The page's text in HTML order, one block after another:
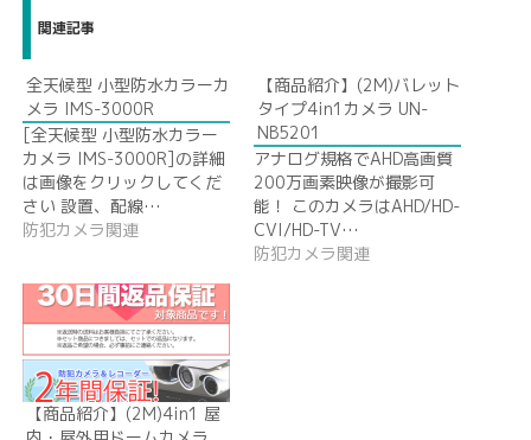
関連記事
全天候型 小型防水カラーカ
メラ IMS-3000R
[全天候型 小型防水カラー
カメラ IMS-3000R]の詳細
は画像をクリックしてくだ
さい 設置、配線…
防犯カメラ関連
【商品紹介】(2M)バレット
タイプ4in1カメラ UN-
NB5201
アナログ規格でAHD高画質
200万画素映像が撮影可
能！ このカメラはAHD/HD-
CVI/HD-TV…
防犯カメラ関連
【商品紹介】(2M)4in1 屋